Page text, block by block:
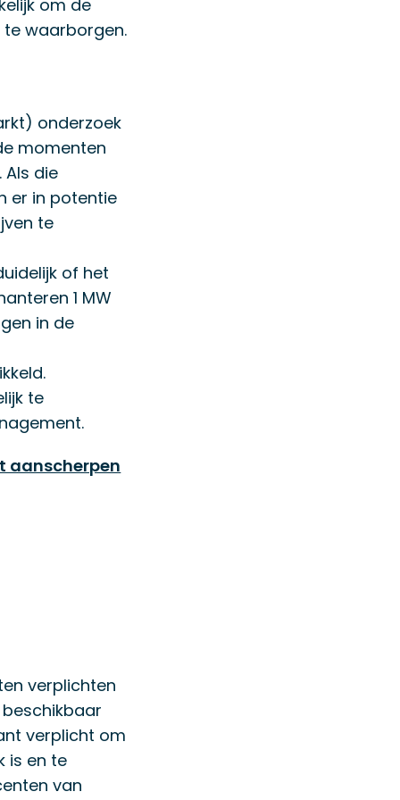
om de
waarborgen.
onderzoek
momenten
die
er in potentie
te
of het
1 MW
in de
te
aanscherpen
verplichten
verplicht om
is en te
van